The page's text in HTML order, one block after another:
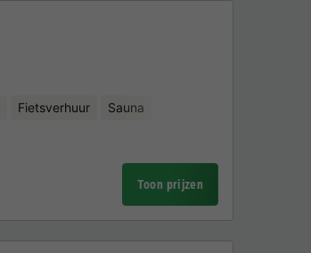
Fietsverhuur Sauna
Toon prijzen